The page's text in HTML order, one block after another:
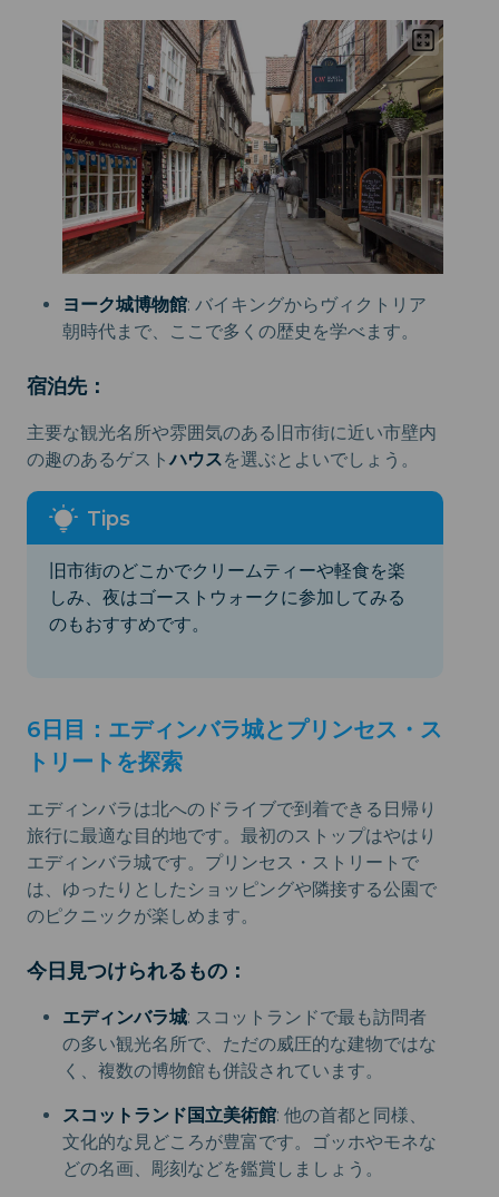
ヨーク城博物館: バイキングからヴィクトリア
朝時代まで、ここで多くの歴史を学べます。
宿泊先：
主要な観光名所や雰囲気のある旧市街に近い市壁内
の趣のあるゲストハウスを選ぶとよいでしょう。
旧市街のどこかでクリームティーや軽食を楽
しみ、夜はゴーストウォークに参加してみる
のもおすすめです。
6日目：エディンバラ城とプリンセス・ス
トリートを探索
エディンバラは北へのドライブで到着できる日帰り
旅行に最適な目的地です。最初のストップはやはり
エディンバラ城です。プリンセス・ストリートで
は、ゆったりとしたショッピングや隣接する公園で
のピクニックが楽しめます。
今日見つけられるもの：
エディンバラ城: スコットランドで最も訪問者
の多い観光名所で、ただの威圧的な建物ではな
く、複数の博物館も併設されています。
スコットランド国立美術館: 他の首都と同様、
文化的な見どころが豊富です。ゴッホやモネな
どの名画、彫刻などを鑑賞しましょう。